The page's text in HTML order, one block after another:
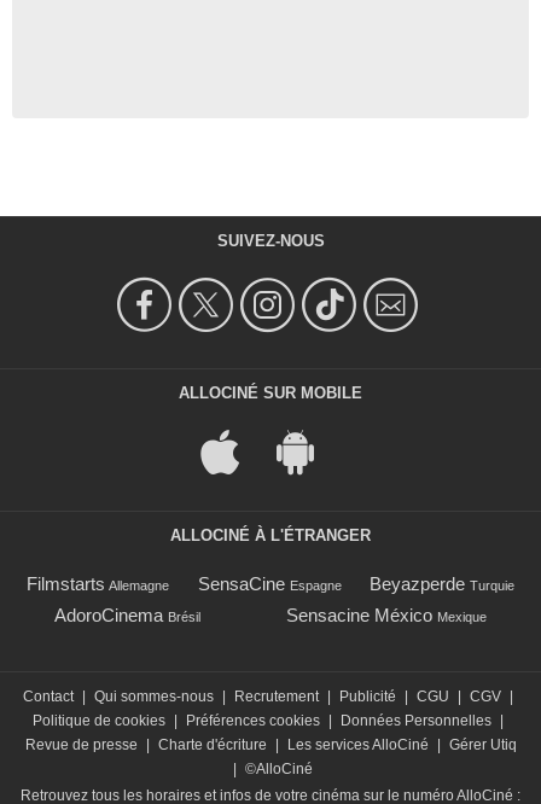
SUIVEZ-NOUS
ALLOCINÉ SUR MOBILE
ALLOCINÉ À L'ÉTRANGER
Filmstarts Allemagne SensaCine Espagne Beyazperde Turquie
AdoroCinema Brésil Sensacine México Mexique
Contact Qui sommes-nous Recrutement Publicité CGU CGV
Politique de cookies
Préférences cookies Données Personnelles
Revue de presse
Charte d'écriture Les services AlloCiné
Gérer Utiq
©AlloCiné
Retrouvez tous les horaires et infos de votre cinéma sur le numéro AlloCiné :